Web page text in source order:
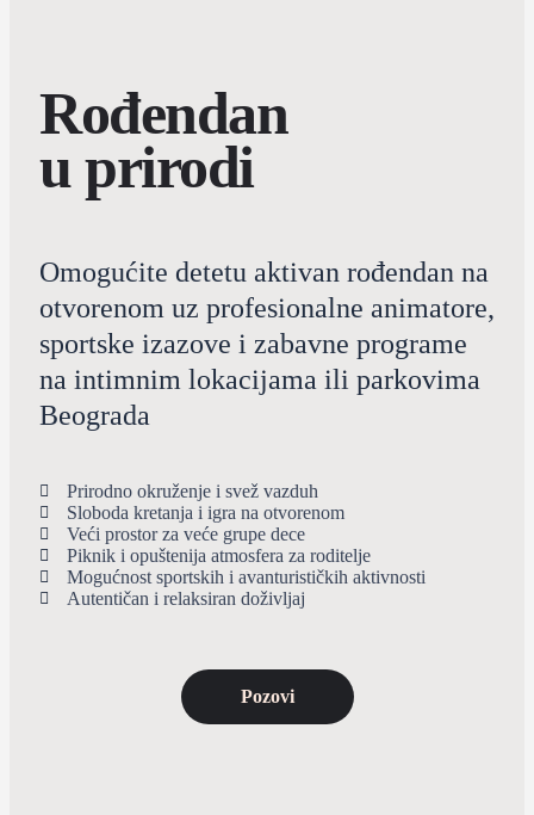
Rođendan
u prirodi
Omogućite detetu aktivan rođendan na
otvorenom uz profesionalne animatore,
sportske izazove i zabavne programe
na intimnim lokacijama ili parkovima
Beograda
Prirodno okruženje i svež vazduh
Sloboda kretanja i igra na otvorenom
Veći prostor za veće grupe dece
Piknik i opuštenija atmosfera za roditelje
Mogućnost sportskih i avanturističkih aktivnosti
Autentičan i relaksiran doživljaj
Pozovi